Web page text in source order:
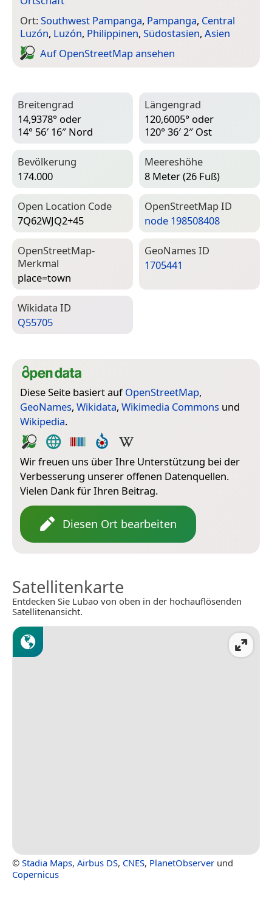
Ort:Southwest Pampanga, Pampanga, Central
Luzón, Luzón, Philippinen, Südostasien, Asien
Auf Open­Street­Map ansehen
Breitengrad
14,9378° oder
14° 56′ 16″ Nord
Längengrad
120,6005° oder
120° 36′ 2″ Ost
Bevölkerung
174.000
Meereshöhe
8 Meter (26 Fuß)
Open Location Code
7Q62WJQ2+45
Open­Street­Map ID
node 198508408
Open­Street­Map-
Merkmal
place=­town
Geo­Names ID
1705441
Wiki­data ID
Q55705
Diese Seite basiert aufOpenStreetMap,
GeoNames, Wikidata, Wikimedia Commons und
Wikipedia.
Wir freuen uns über Ihre Unterstützung bei der
Verbesserung unserer offenen Datenquellen.
Vielen Dank für Ihren Beitrag.
Diesen Ort bearbeiten
Satellitenkarte
Entdecken Sie Lubao von oben in der hochauflösenden
Satellitenansicht.
© Stadia Maps, Airbus DS, CNES, PlanetObserver und
Copernicus